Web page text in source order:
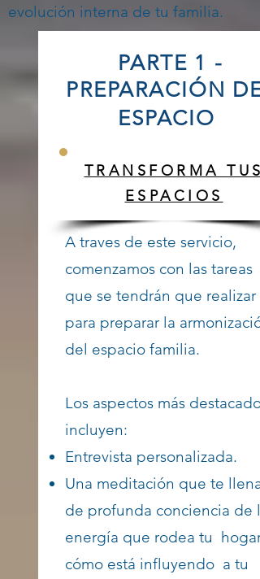
evolución interna de tu familia.
PARTE 1 -
PREPARACIÓN
ESPACIO
TRANSFORMA TUS
ESPACIOS
A traves de este servicio,
comenzamos con las tareas
que se tendrán que realizar
para preparar la
del espacio familia.
Los aspectos más destacados
incluyen:
Entrevista personalizada.
Una meditación que te llena
de profunda conciencia de la
energía que rodea tu hogar
cómo está influyendo a tu